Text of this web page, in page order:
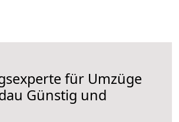
für Umzüge
Günstig und